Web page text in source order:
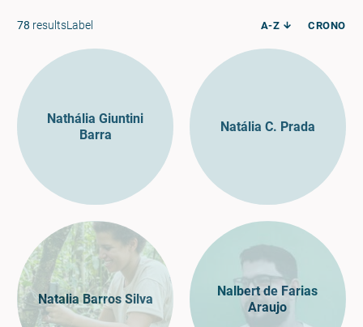
78 resultsLabel A-Z CRONO
Nathália Giuntini
Barra
Natália C. Prada
Natalia Barros Silva
Nalbert de Farias
Araujo